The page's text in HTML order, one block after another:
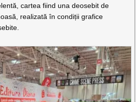
cartea fiind una deosebit de
realizată în condiții grafice